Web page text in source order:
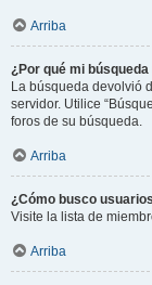
Arriba
¿Por qué mi
La búsqueda devolvió
servidor. Utilice
foros de su búsqueda.
Arriba
¿Cómo busco
Visite la lista de
Arriba